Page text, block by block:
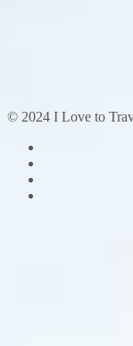
© 2024 I Love to